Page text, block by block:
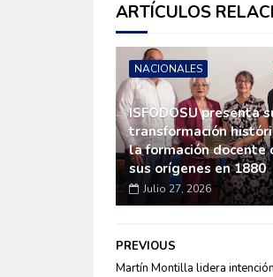
ARTÍCULOS
NACIONALES
ISFODOSU presenta
transformación
la formación docente
sus orígenes en 1880
Julio 27, 2026
PREVIOUS
Martín Montilla lidera